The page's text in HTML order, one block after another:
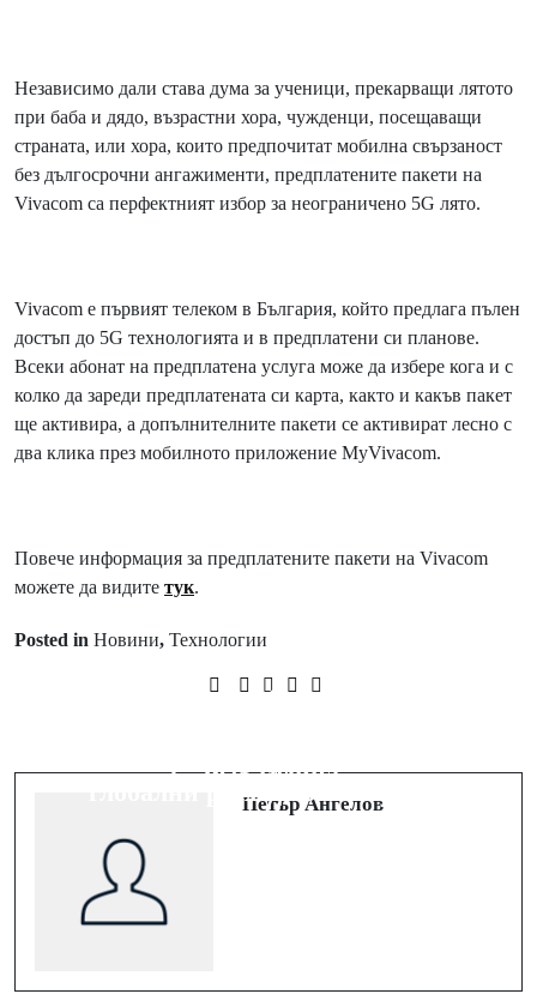
Независимо дали става дума за ученици, прекарващи лятото
при баба и дядо, възрастни хора, чужденци, посещаващи
страната, или хора, които предпочитат мобилна свързаност
без дългосрочни ангажименти, предплатените пакети на
Vivacom са перфектният избор за неограничено 5G лято.
Vivacom е първият телеком в България, който предлага пълен
достъп до 5G технологията и в предплатени си планове.
Всеки абонат на предплатена услуга може да избере кога и с
колко да зареди предплатената си карта, както и какъв пакет
ще активира, а допълнителните пакети се активират лесно с
два клика през мобилното приложение MyVivacom.
Повече информация за предплатените пакети на Vivacom
можете да видите тук.
Posted in Новини, Технологии
Милениалите обръщат гръб на
глобални разходи за пътуване
2025 година
Петър Ангелов